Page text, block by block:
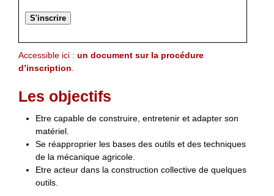
Accessible ici : un document sur la procédure
d’inscription
Les objectifs
Etre capable de construire, entretenir et adapter son
matériel.
Se réapproprier les bases des outils et des techniques
de la mécanique agricole.
Etre acteur dans la construction collective de quelques
outils.